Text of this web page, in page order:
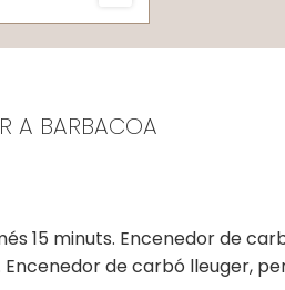
A BARBACOA
15 minuts. Encenedor de
de carbó lleuger,